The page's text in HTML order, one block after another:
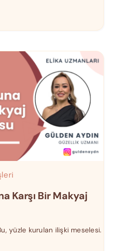
Karşı Bir Makyaj
yüzle kurulan ilişki meselesi.